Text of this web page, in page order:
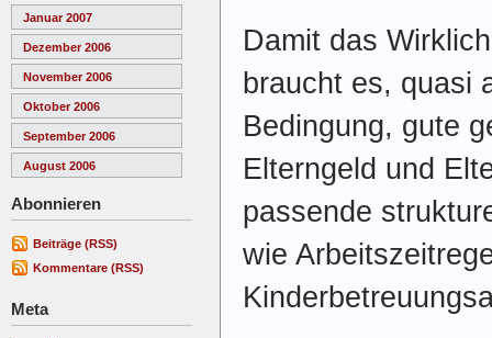
Januar 2007
Dezember 2006
November 2006
Oktober 2006
September 2006
August 2006
Abonnieren
Beiträge (RSS)
Kommentare (RSS)
Meta
Damit das
braucht es, quasi
Bedingung, gute
Elterngeld und
passende
wie